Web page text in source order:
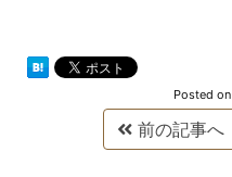
Posted on
前の記事へ